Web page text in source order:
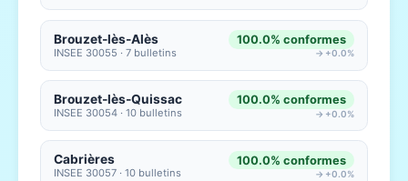
Brouzet-lès-Alès
INSEE 30055 · 7 bulletins
100.0% conformes
→ +0.0%
Brouzet-lès-Quissac
INSEE 30054 · 10 bulletins
100.0% conformes
→ +0.0%
Cabrières
INSEE 30057 · 10 bulletins
100.0% conformes
→ +0.0%